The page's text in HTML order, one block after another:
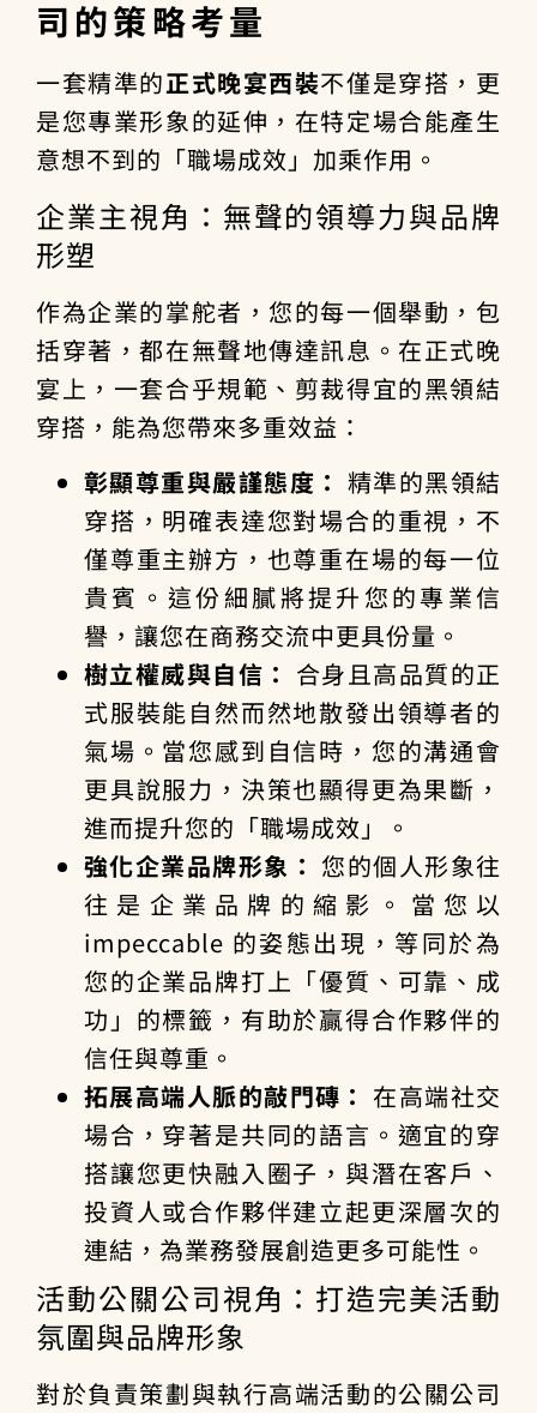
司的策略考量
一套精準的正式晚宴西裝不僅是穿搭，更
是您專業形象的延伸，在特定場合能產生
意想不到的「職場成效」加乘作用。
企業主視角：無聲的領導力與品牌
形塑
作為企業的掌舵者，您的每一個舉動，包
括穿著，都在無聲地傳達訊息。在正式晚
宴上，一套合乎規範、剪裁得宜的黑領結
穿搭，能為您帶來多重效益：
彰顯尊重與嚴謹態度： 精準的黑領結
穿搭，明確表達您對場合的重視，不
僅尊重主辦方，也尊重在場的每一位
貴賓。這份細膩將提升您的專業信
譽，讓您在商務交流中更具份量。
樹立權威與自信： 合身且高品質的正
式服裝能自然而然地散發出領導者的
氣場。當您感到自信時，您的溝通會
更具說服力，決策也顯得更為果斷，
進而提升您的「職場成效」。
強化企業品牌形象： 您的個人形象往
往是企業品牌的縮影。當您以
impeccable 的姿態出現，等同於為
您的企業品牌打上「優質、可靠、成
功」的標籤，有助於贏得合作夥伴的
信任與尊重。
拓展高端人脈的敲門磚： 在高端社交
場合，穿著是共同的語言。適宜的穿
搭讓您更快融入圈子，與潛在客戶、
投資人或合作夥伴建立起更深層次的
連結，為業務發展創造更多可能性。
活動公關公司視角：打造完美活動
氛圍與品牌形象
對於負責策劃與執行高端活動的公關公司